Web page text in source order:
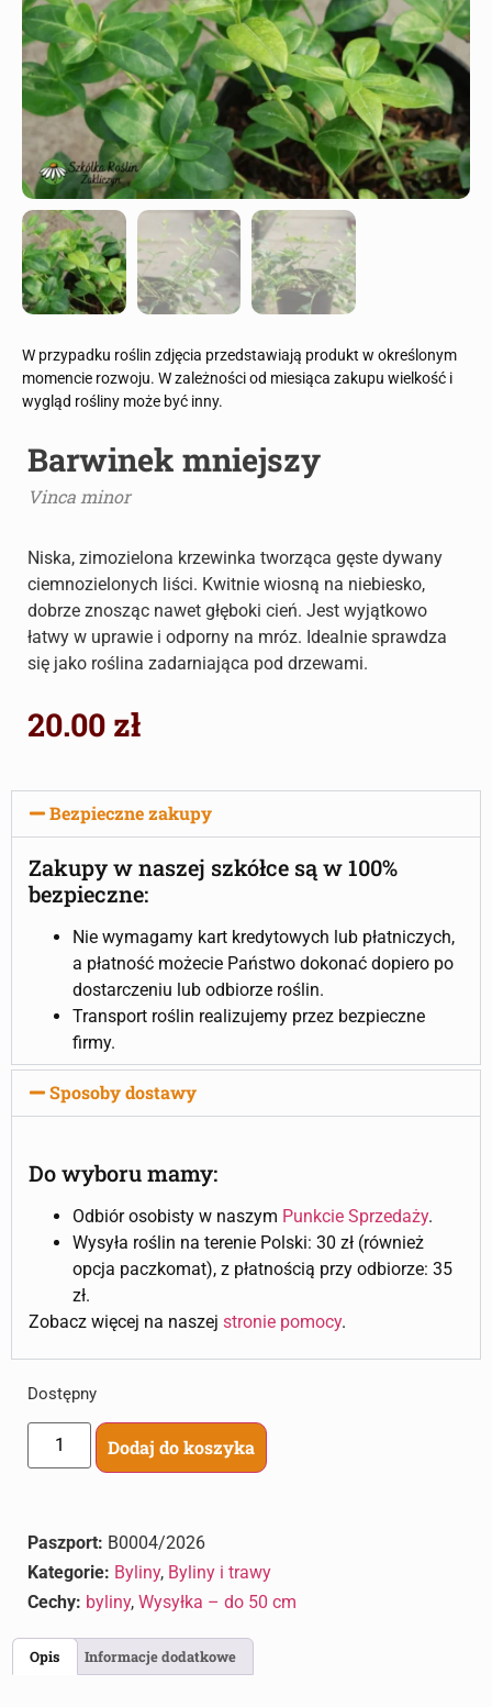
W przypadku roślin zdjęcia przedstawiają produkt w określonym
momencie rozwoju. W zależności od miesiąca zakupu wielkość i
wygląd rośliny może być inny.
Barwinek mniejszy
Vinca minor
Niska, zimozielona krzewinka tworząca gęste dywany
ciemnozielonych liści. Kwitnie wiosną na niebiesko,
dobrze znosząc nawet głęboki cień. Jest wyjątkowo
łatwy w uprawie i odporny na mróz. Idealnie sprawdza
się jako roślina zadarniająca pod drzewami.
20.00 zł
Bezpieczne zakupy
Zakupy w naszej szkółce są w 100%
bezpieczne:
Nie wymagamy kart kredytowych lub płatniczych,
a płatność możecie Państwo dokonać dopiero po
dostarczeniu lub odbiorze roślin.
Transport roślin realizujemy przez bezpieczne
firmy.
Sposoby dostawy
Do wyboru mamy:
Odbiór osobisty w naszym Punkcie Sprzedaży.
Wysyła roślin na terenie Polski: 30 zł (również
opcja paczkomat), z płatnością przy odbiorze: 35
zł.
Zobacz więcej na naszej stronie pomocy.
Dostępny
Dodaj do koszyka
Paszport: B0004/2026
Kategorie: Byliny, Byliny i trawy
Cechy: byliny, Wysyłka – do 50 cm
Opis Informacje dodatkowe